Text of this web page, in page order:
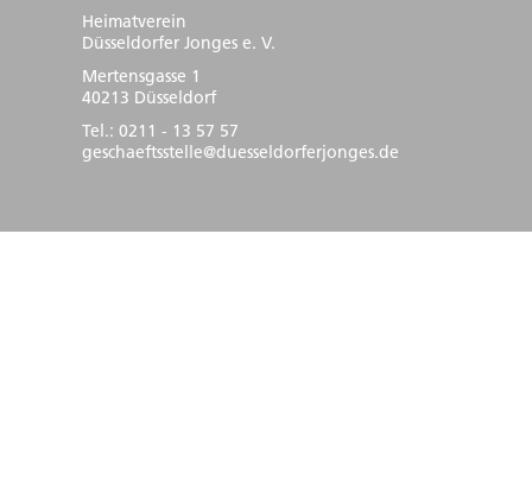
Heimatverein
Düsseldorfer Jonges e. V.
Mertensgasse 1
40213 Düsseldorf
Tel.: 0211 - 13 57 57
geschaeftsstelle@duesseldorferjonges.de